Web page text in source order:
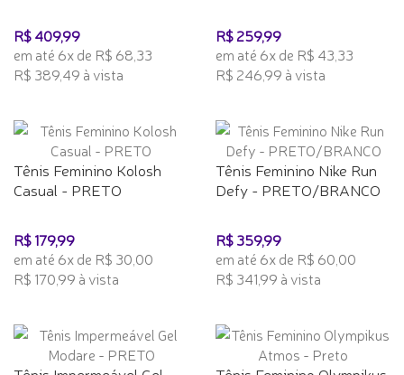
R$ 409,99
em até 6x de R$ 68,33
R$ 389,49 à vista
R$ 259,99
em até 6x de R$ 43,33
R$ 246,99 à vista
Tênis Feminino Kolosh
Casual - PRETO
R$ 179,99
em até 6x de R$ 30,00
R$ 170,99 à vista
Tênis Feminino Nike Run
Defy - PRETO/BRANCO
R$ 359,99
em até 6x de R$ 60,00
R$ 341,99 à vista